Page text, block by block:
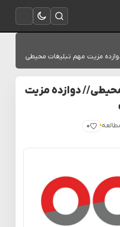
باز کردن منو
تغییر به حالت تاریک
باز کردن جستجو
مزیت مهم تبلیغات محیطی
// دوازده مزیت
۰
پسندیدن